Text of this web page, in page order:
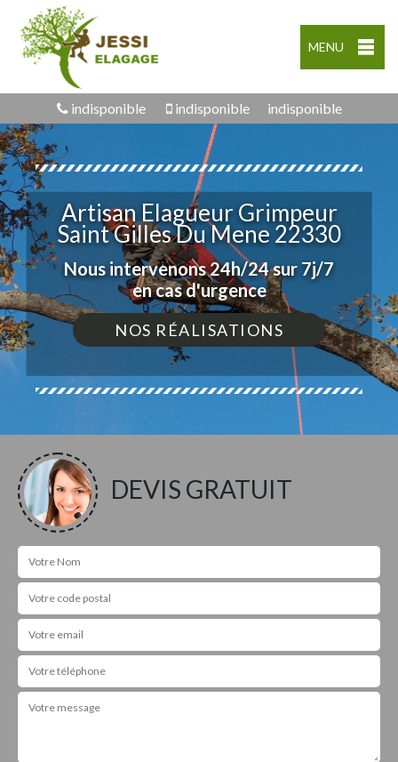
MENU
indisponible indisponible indisponible
Artisan Elagueur Grimpeur
Saint Gilles Du Mene 22330
Nous intervenons 24h/24 sur 7j/7
en cas d'urgence
NOS RÉALISATIONS
DEVIS GRATUIT